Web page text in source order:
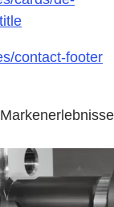
contact-footer